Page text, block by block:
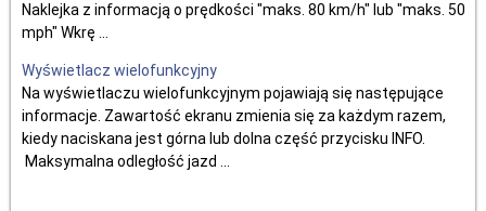
Naklejka z informacją o prędkości "maks. 80 km/h" lub "maks. 50
mph" Wkrę ...
Wyświetlacz wielofunkcyjny
Na wyświetlaczu wielofunkcyjnym pojawiają się następujące
informacje. Zawartość ekranu zmienia się za każdym razem,
kiedy naciskana jest górna lub dolna część przycisku INFO.
Maksymalna odległość jazd ...